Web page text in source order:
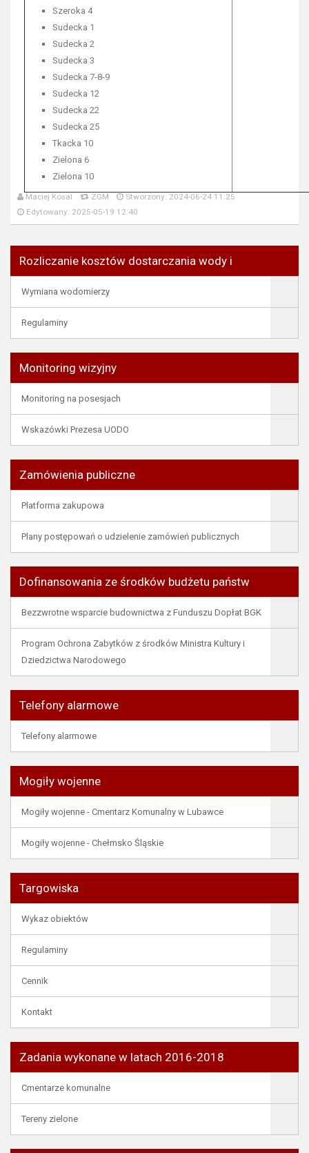
Szeroka 4
Sudecka 1
Sudecka 2
Sudecka 3
Sudecka 7-8-9
Sudecka 12
Sudecka 22
Sudecka 25
Tkacka 10
Zielona 6
Zielona 10
Maciej Kosal ZGM
Stworzony: 2024-06-24 11:25
Edytowany: 2025-05-19 12:40
Rozliczanie kosztów dostarczania wody i
Wymiana wodomierzy
Regulaminy
Monitoring wizyjny
Monitoring na posesjach
Wskazówki Prezesa UODO
Zamówienia publiczne
Platforma zakupowa
Plany postępowań o udzielenie zamówień publicznych
Dofinansowania ze środków budżetu państw
Bezzwrotne wsparcie budownictwa z Funduszu Dopłat BGK
Program Ochrona Zabytków z środków Ministra Kultury i
Dziedzictwa Narodowego
Telefony alarmowe
Telefony alarmowe
Mogiły wojenne
Mogiły wojenne - Cmentarz Komunalny w Lubawce
Mogiły wojenne - Chełmsko Śląskie
Targowiska
Wykaz obiektów
Regulaminy
Cennik
Kontakt
Zadania wykonane w latach 2016-2018
Cmentarze komunalne
Tereny zielone